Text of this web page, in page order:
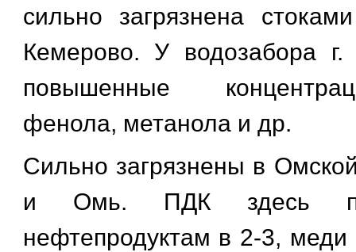
сильно загрязнена
Кемерово. У водозабора
повышенные
фенола, метанола и др.
Сильно загрязнены в
и Омь. ПДК здесь
нефтепродуктам в 2-3,